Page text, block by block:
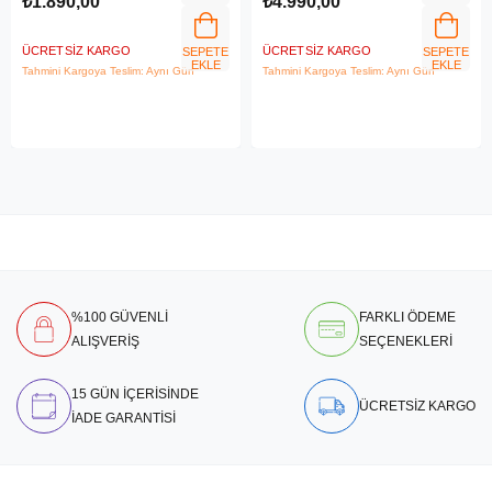
ÜCRETSIZ KARGO
Tahmini Kargoya Teslim: Aynı Gün
SEPETE
EKLE
ÜCRETSIZ KARGO
Tahmini Kargoya Teslim: Aynı Gün
SEPETE
EKLE
%100 GÜVENLİ
ALIŞVERİŞ
FARKLI ÖDEME
SEÇENEKLERİ
15 GÜN İÇERİSİNDE
İADE GARANTİSİ
ÜCRETSİZ KARGO